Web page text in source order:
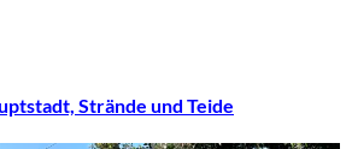
Strände und Teide